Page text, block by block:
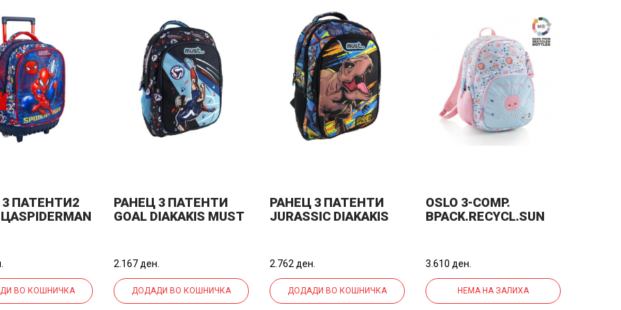
ПАТЕНТИ2
УВОЗ
ВО КОШНИЧКА
РАНЕЦ 3 ПАТЕНТИ
GOAL DIAKAKIS MUST
НОВ УВОЗ НЕБО
2.167 ден.
ДОДАДИ ВО КОШНИЧКА
РАНЕЦ 3 ПАТЕНТИ
JURASSIC DIAKAKIS
2.762 ден.
ДОДАДИ ВО КОШНИЧКА
OSLO 3-COMP.
BPACK.RECYCL.SUN
3.610 ден.
НЕМА НА ЗАЛИХА